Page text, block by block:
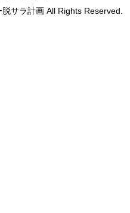
サラ計画 All Rights Reserved.